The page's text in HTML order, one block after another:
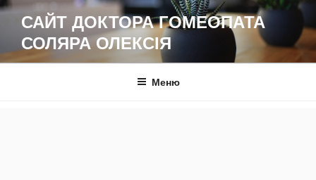
Перейти
вмісту
САЙТ ДОКТОРА ГОМЕОПАТА
СОЛЯРА ОЛЕКСІЯ
Меню